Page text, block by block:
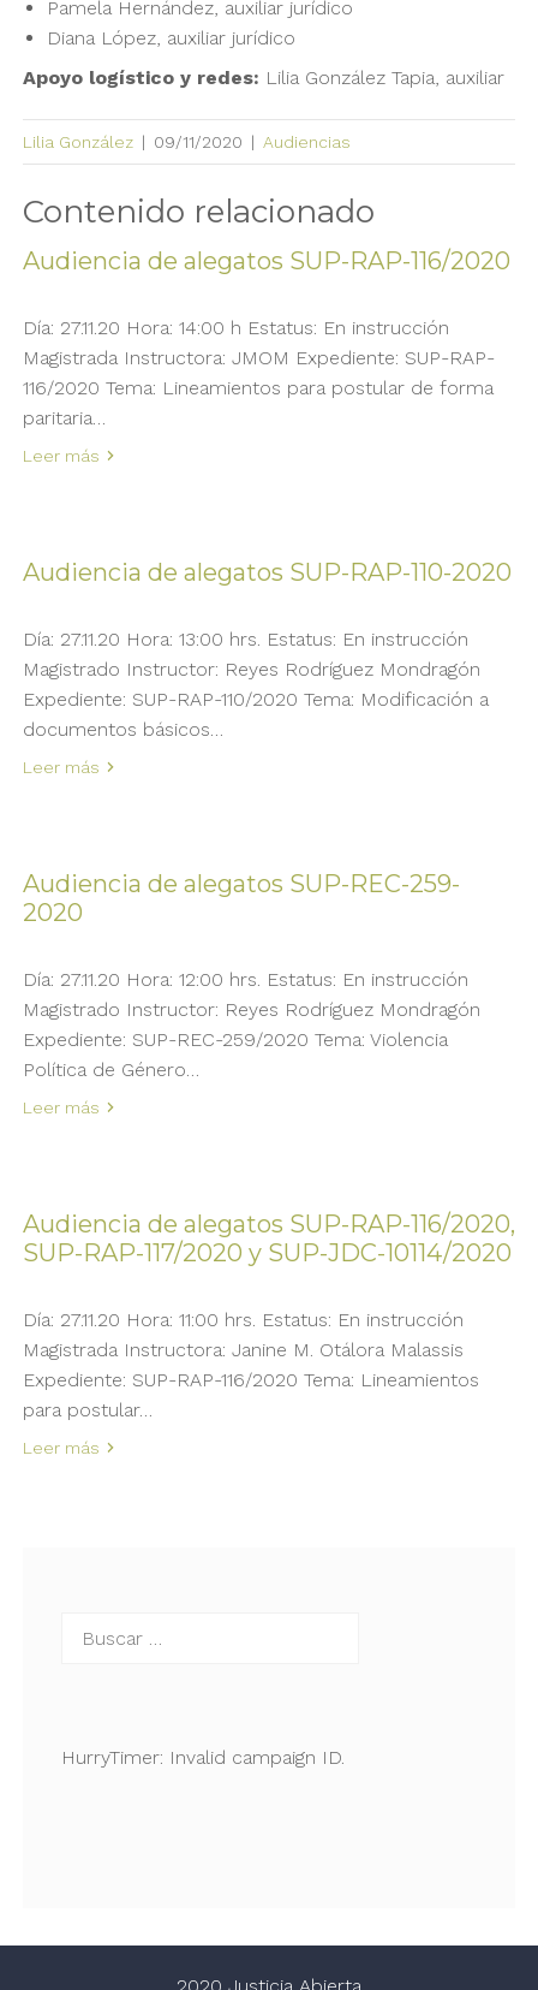
Pamela Hernández, auxiliar jurídico
Diana López, auxiliar jurídico
Apoyo logístico y redes: Lilia González Tapia, auxiliar
Lilia González | 09/11/2020 | Audiencias
Contenido relacionado
Audiencia de alegatos SUP-RAP-116/2020
Día: 27.11.20 Hora: 14:00 h Estatus: En instrucción
Magistrada Instructora: JMOM Expediente: SUP-RAP-
116/2020 Tema: Lineamientos para postular de forma
paritaria…
Leer más
Audiencia de alegatos SUP-RAP-110-2020
Día: 27.11.20 Hora: 13:00 hrs. Estatus: En instrucción
Magistrado Instructor: Reyes Rodríguez Mondragón
Expediente: SUP-RAP-110/2020 Tema: Modificación a
documentos básicos…
Leer más
Audiencia de alegatos SUP-REC-259-
2020
Día: 27.11.20 Hora: 12:00 hrs. Estatus: En instrucción
Magistrado Instructor: Reyes Rodríguez Mondragón
Expediente: SUP-REC-259/2020 Tema: Violencia
Política de Género…
Leer más
Audiencia de alegatos SUP-RAP-116/2020,
SUP-RAP-117/2020 y SUP-JDC-10114/2020
Día: 27.11.20 Hora: 11:00 hrs. Estatus: En instrucción
Magistrada Instructora: Janine M. Otálora Malassis
Expediente: SUP-RAP-116/2020 Tema: Lineamientos
para postular…
Leer más
HurryTimer: Invalid campaign ID.